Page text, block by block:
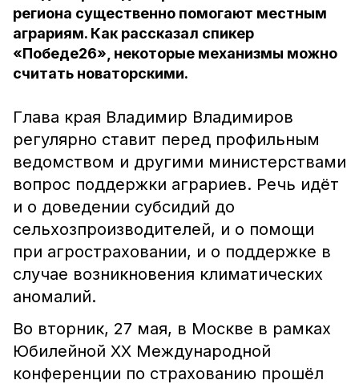
региона существенно помогают местным
аграриям. Как рассказал спикер
«Победе26», некоторые механизмы можно
считать новаторскими.
Глава края Владимир Владимиров
регулярно ставит перед профильным
ведомством и другими министерствами
вопрос поддержки аграриев. Речь идёт
и о доведении субсидий до
сельхозпроизводителей, и о помощи
при агростраховании, и о поддержке в
случае возникновения климатических
аномалий.
Во вторник, 27 мая, в Москве в рамках
Юбилейной XX Международной
конференции по страхованию прошёл